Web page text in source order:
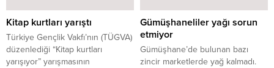
Kitap kurtları yarıştı
Türkiye Gençlik Vakfı’nın (TÜGVA)
düzenlediği “Kitap kurtları
yarışıyor” yarışmasının
Gümüşhaneliler yağı sorun
etmiyor
Gümüşhane’de bulunan bazı
zincir marketlerde yağ kalmadı.